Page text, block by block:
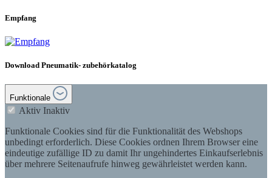
Empfang
Download Pneumatik- zubehörkatalog
Funktionale
Aktiv Inaktiv
Funktionale Cookies sind für die Funktionalität des Webshops
unbedingt erforderlich. Diese Cookies ordnen Ihrem Browser eine
eindeutige zufällige ID zu damit Ihr ungehindertes Einkaufserlebnis
über mehrere Seitenaufrufe hinweg gewährleistet werden kann.